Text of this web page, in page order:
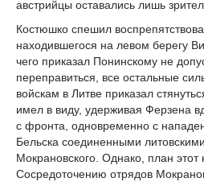
австрийцы оставались лишь
Костюшко спешил
находившегося на левом берегу
чего приказал Понинскому не
переправиться, все остальные
войскам в Литве приказал
имел в виду, удерживая Ферзена
с фронта, одновременно с
Бельска соединенными
Мокрановского. Однако, план этот
Сосредоточению отрядов